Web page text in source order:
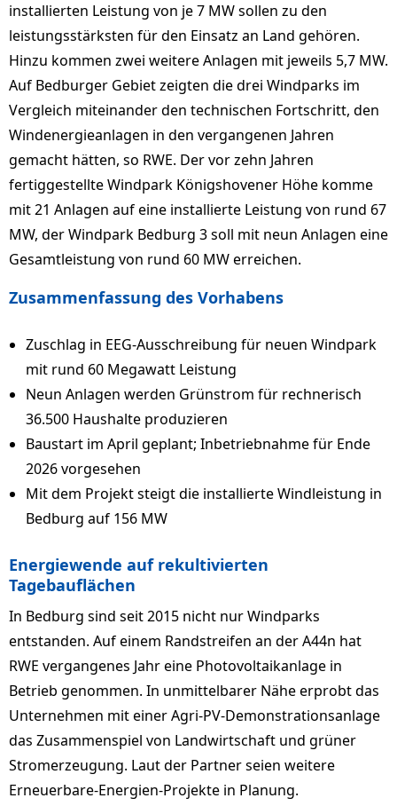
installierten Leistung von je 7 MW sollen zu den
leistungsstärksten für den Einsatz an Land gehören.
Hinzu kommen zwei weitere Anlagen mit jeweils 5,7 MW.
Auf Bedburger Gebiet zeigten die drei Windparks im
Vergleich miteinander den technischen Fortschritt, den
Windenergieanlagen in den vergangenen Jahren
gemacht hätten, so RWE. Der vor zehn Jahren
fertiggestellte Windpark Königshovener Höhe komme
mit 21 Anlagen auf eine installierte Leistung von rund 67
MW, der Windpark Bedburg 3 soll mit neun Anlagen eine
Gesamtleistung von rund 60 MW erreichen.
Zusammenfassung des Vorhabens
Zuschlag in EEG-Ausschreibung für neuen Windpark
mit rund 60 Megawatt Leistung
Neun Anlagen werden Grünstrom für rechnerisch
36.500 Haushalte produzieren
Baustart im April geplant; Inbetriebnahme für Ende
2026 vorgesehen
Mit dem Projekt steigt die installierte Windleistung in
Bedburg auf 156 MW
Energiewende auf rekultivierten
Tagebauflächen
In Bedburg sind seit 2015 nicht nur Windparks
entstanden. Auf einem Randstreifen an der A44n hat
RWE vergangenes Jahr eine Photovoltaikanlage in
Betrieb genommen. In unmittelbarer Nähe erprobt das
Unternehmen mit einer Agri-PV-Demonstrationsanlage
das Zusammenspiel von Landwirtschaft und grüner
Stromerzeugung. Laut der Partner seien weitere
Erneuerbare-Energien-Projekte in Planung.